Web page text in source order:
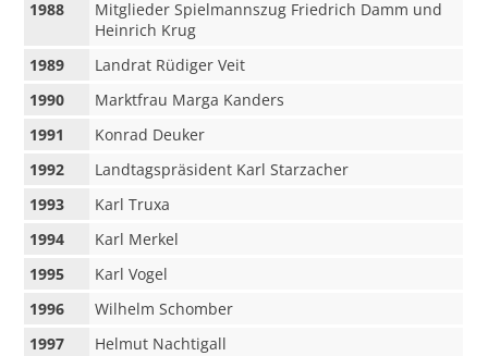
1988
Mitglieder Spielmannszug Friedrich Damm und
Heinrich Krug
1989
Landrat Rüdiger Veit
1990
Marktfrau Marga Kanders
1991
Konrad Deuker
1992
Landtagspräsident Karl Starzacher
1993
Karl Truxa
1994
Karl Merkel
1995
Karl Vogel
1996
Wilhelm Schomber
1997
Helmut Nachtigall